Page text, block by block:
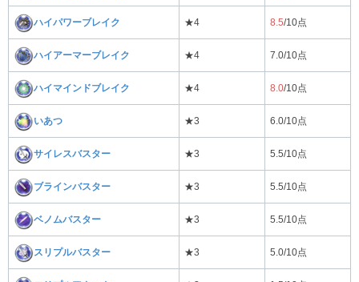
ハイパワーブレイク ★4 8.5/10点
ハイアーマーブレイク ★4 7.0/10点
ハイマインドブレイク ★4 8.0/10点
いあつ ★3 6.0/10点
サイレスバスター ★3 5.5/10点
ブラインバスター ★3 5.5/10点
ベノムバスター ★3 5.5/10点
スリプルバスター ★3 5.0/10点